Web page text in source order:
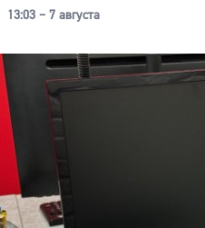
13:03 – 7 августа